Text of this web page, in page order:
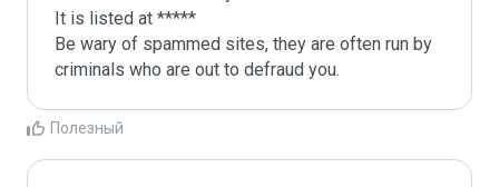
It is listed at *****
Be wary of spammed sites, they are often run by
criminals who are out to defraud you.
Полезный